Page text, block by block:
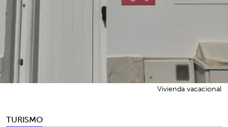
TURISMO
Vivienda vacacional